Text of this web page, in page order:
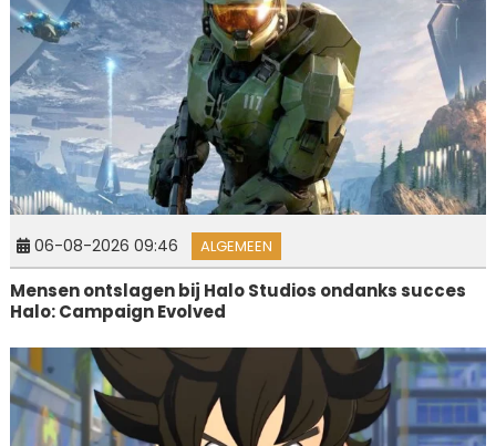
06-08-2026 09:46 ALGEMEEN
Mensen ontslagen bij Halo Studios ondanks succes
Halo: Campaign Evolved